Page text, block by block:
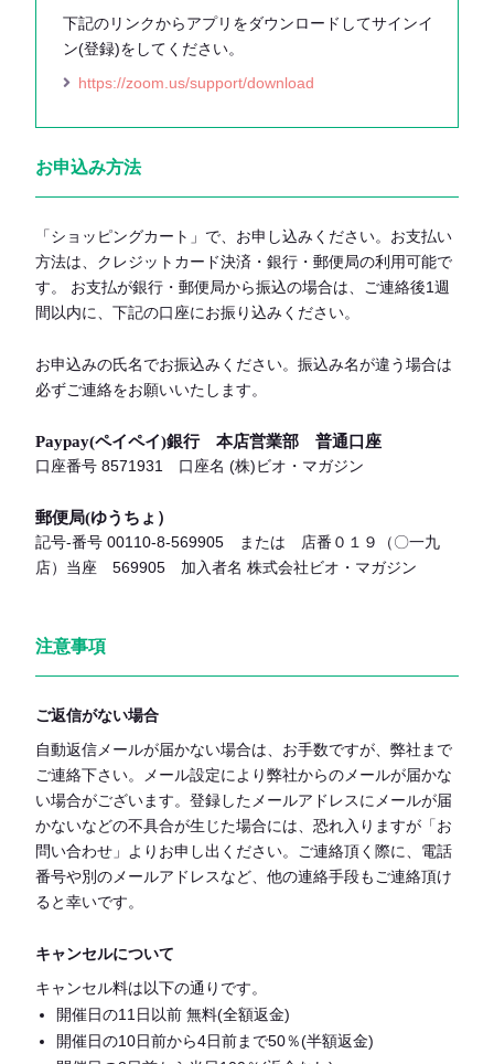
下記のリンクからアプリをダウンロードしてサインイ
ン(登録)をしてください。
https://zoom.us/support/download
お申込み方法
「ショッピングカート」で、お申し込みください。お支払い
方法は、クレジットカード決済・銀行・郵便局の利用可能で
す。 お支払が銀行・郵便局から振込の場合は、ご連絡後1週
間以内に、下記の口座にお振り込みください。
お申込みの氏名でお振込みください。振込み名が違う場合は
必ずご連絡をお願いいたします。
Paypay(ペイペイ)銀行 本店営業部 普通口座
口座番号 8571931 口座名 (株)ビオ・マガジン
郵便局(ゆうちょ）
記号-番号 00110-8-569905 または 店番０１９（〇一九
店）当座 569905 加入者名 株式会社ビオ・マガジン
注意事項
ご返信がない場合
自動返信メールが届かない場合は、お手数ですが、弊社まで
ご連絡下さい。メール設定により弊社からのメールが届かな
い場合がございます。登録したメールアドレスにメールが届
かないなどの不具合が生じた場合には、恐れ入りますが「お
問い合わせ」よりお申し出ください。ご連絡頂く際に、電話
番号や別のメールアドレスなど、他の連絡手段もご連絡頂け
ると幸いです。
キャンセルについて
キャンセル料は以下の通りです。
開催日の11日以前 無料(全額返金)
開催日の10日前から4日前まで50％(半額返金)